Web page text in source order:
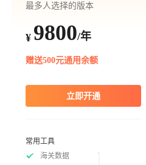
最多人选择的版本
¥ 9800/年
赠送500元通用余额
立即开通
常用工具
海关数据